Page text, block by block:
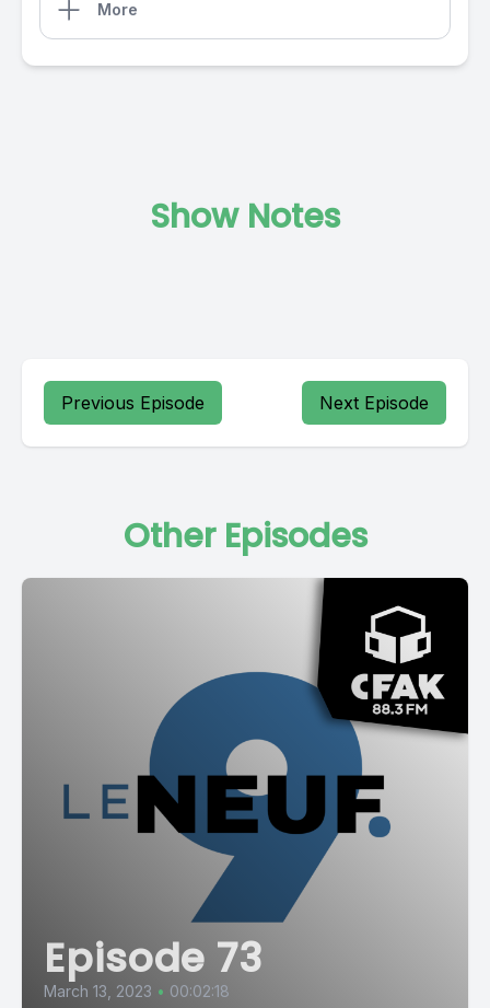
More
Show Notes
Previous Episode Next Episode
Other Episodes
Episode 73
March 13, 2023 • 00:02:18